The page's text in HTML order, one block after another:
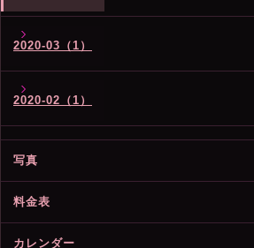
2020-03（1）
2020-02（1）
写真
料金表
カレンダー